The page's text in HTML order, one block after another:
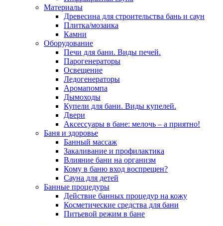
Материалы
Древесина для строительства бань и саун
Плитка/мозаика
Камни
Оборудование
Печи для бани. Виды печей.
Парогенераторы
Освещение
Ледогенераторы
Аромапомпа
Дымоходы
Купели для бани. Виды купелей.
Двери
Аксессуары в бане: мелочь – а приятно!
Баня и здоровье
Банный массаж
Закаливание и профилактика
Влияние бани на организм
Кому в баню вход воспрещен?
Сауна для детей
Банные процедуры
Действие банных процедур на кожу
Косметические средства для бани
Питьевой режим в бане